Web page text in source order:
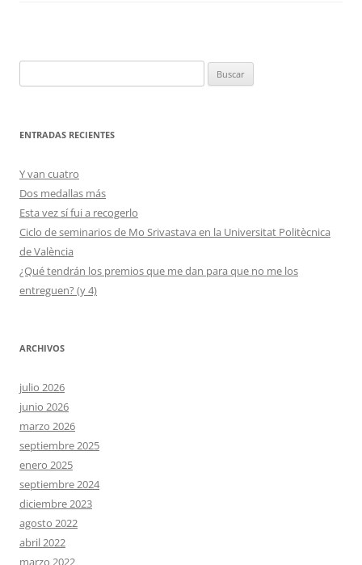
ENTRADAS RECIENTES
Y van cuatro
Dos medallas más
Esta vez sí fui a recogerlo
Ciclo de seminarios de Mo Srivastava en la Universitat Politècnica
de València
¿Qué tendrán los premios que me dan para que no me los
entreguen? (y 4)
ARCHIVOS
julio 2026
junio 2026
marzo 2026
septiembre 2025
enero 2025
septiembre 2024
diciembre 2023
agosto 2022
abril 2022
marzo 2022